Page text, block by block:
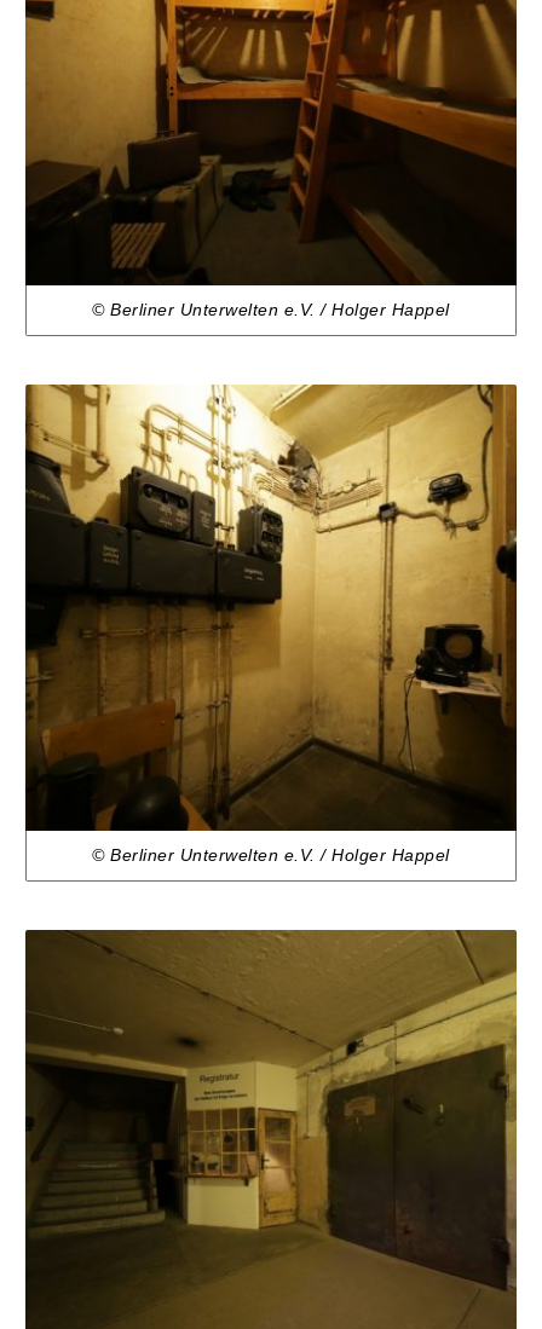
© Berliner Unterwelten e.V. / Holger Happel
© Berliner Unterwelten e.V. / Holger Happel